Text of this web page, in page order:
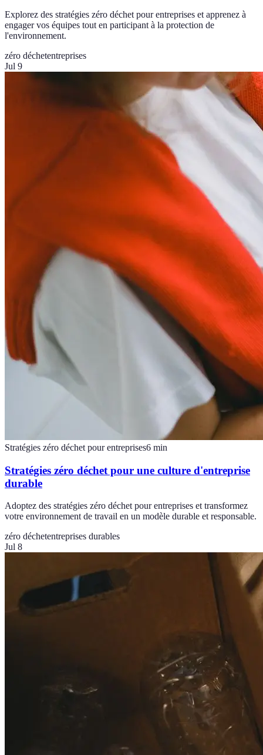
Explorez des stratégies zéro déchet pour entreprises et apprenez à
engager vos équipes tout en participant à la protection de
l'environnement.
zéro déchetentreprises
Jul 9
Stratégies zéro déchet pour entreprises6 min
Stratégies zéro déchet pour une culture d'entreprise
durable
Adoptez des stratégies zéro déchet pour entreprises et transformez
votre environnement de travail en un modèle durable et responsable.
zéro déchetentreprises durables
Jul 8